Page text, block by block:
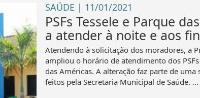
SAÚDE | 11/01/2021
PSFs Tessele e Parque
a atender à noite e aos
Atendendo à solicitação dos moradores, a
ampliou o horário de atendimento dos
das Américas. A alteração faz parte de
feitos pela Secretaria Municipal de Saúde. ...